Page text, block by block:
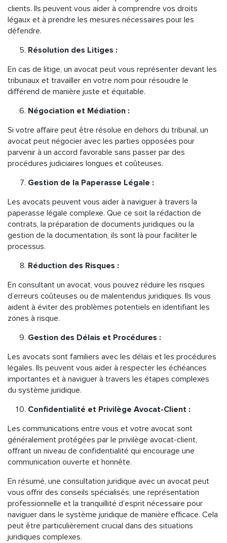
clients. Ils peuvent vous aider à comprendre vos droits
légaux et à prendre les mesures nécessaires pour les
défendre.
Résolution des Litiges :
En cas de litige, un avocat peut vous représenter devant les
tribunaux et travailler en votre nom pour résoudre le
différend de manière juste et équitable.
Négociation et Médiation :
Si votre affaire peut être résolue en dehors du tribunal, un
avocat peut négocier avec les parties opposées pour
parvenir à un accord favorable sans passer par des
procédures judiciaires longues et coûteuses.
Gestion de la Paperasse Légale :
Les avocats peuvent vous aider à naviguer à travers la
paperasse légale complexe. Que ce soit la rédaction de
contrats, la préparation de documents juridiques ou la
gestion de la documentation, ils sont là pour faciliter le
processus.
Réduction des Risques :
En consultant un avocat, vous pouvez réduire les risques
d’erreurs coûteuses ou de malentendus juridiques. Ils vous
aident à éviter des problèmes potentiels en identifiant les
zones à risque.
Gestion des Délais et Procédures :
Les avocats sont familiers avec les délais et les procédures
légales. Ils peuvent vous aider à respecter les échéances
importantes et à naviguer à travers les étapes complexes
du système juridique.
Confidentialité et Privilège Avocat-Client :
Les communications entre vous et votre avocat sont
généralement protégées par le privilège avocat-client,
offrant un niveau de confidentialité qui encourage une
communication ouverte et honnête.
En résumé, une consultation juridique avec un avocat peut
vous offrir des conseils spécialisés, une représentation
professionnelle et la tranquillité d’esprit nécessaire pour
naviguer dans le système juridique de manière efficace. Cela
peut être particulièrement crucial dans des situations
juridiques complexes.